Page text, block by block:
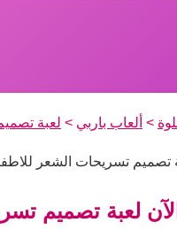
> ألعاب باربي > لعبة
تصميم تسريحات الشعر
لعبة تصميم